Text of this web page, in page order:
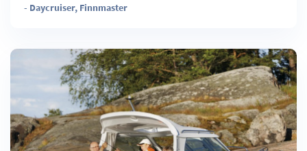
- Daycruiser, Finnmaster